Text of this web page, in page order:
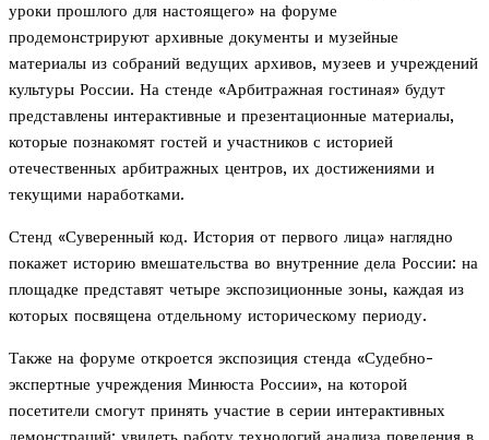
уроки прошлого для настоящего» на форуме
продемонстрируют архивные документы и музейные
материалы из собраний ведущих архивов, музеев и учреждений
культуры России. На стенде «Арбитражная гостиная» будут
представлены интерактивные и презентационные материалы,
которые познакомят гостей и участников с историей
отечественных арбитражных центров, их достижениями и
текущими наработками.
Стенд «Суверенный код. История от первого лица» наглядно
покажет историю вмешательства во внутренние дела России: на
площадке представят четыре экспозиционные зоны, каждая из
которых посвящена отдельному историческому периоду.
Также на форуме откроется экспозиция стенда «Судебно-
экспертные учреждения Минюста России», на которой
посетители смогут принять участие в серии интерактивных